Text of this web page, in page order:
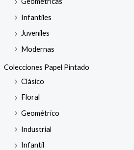
Infantiles
Juveniles
Modernas
Colecciones Papel Pintado
Clásico
Floral
Geométrico
Industrial
Infantil